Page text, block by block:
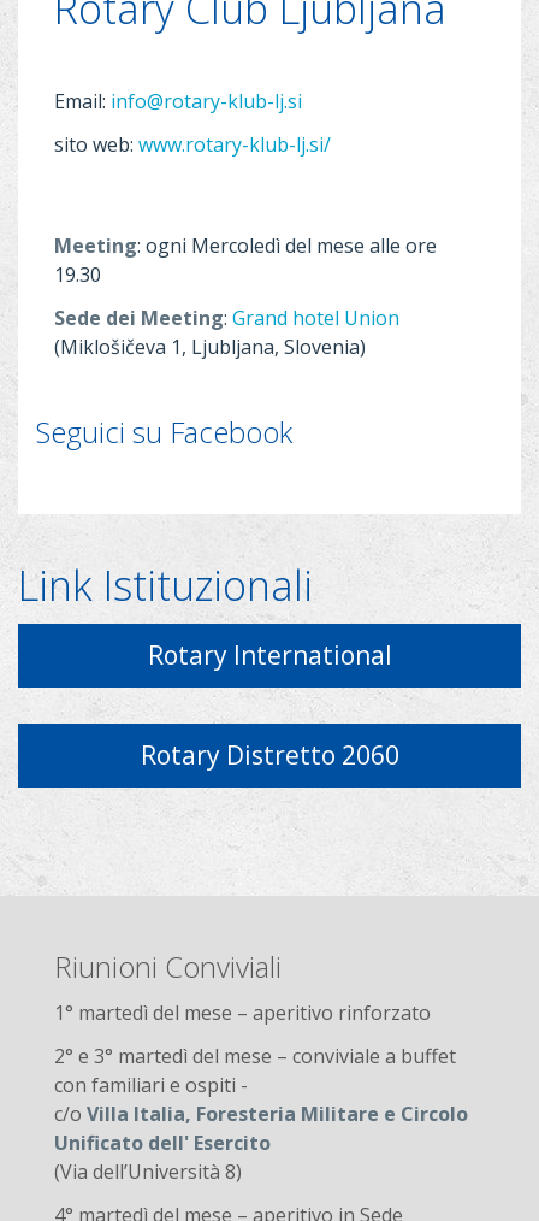
Email: info@rotary-klub-lj.si
sito web: www.rotary-klub-lj.si/
Meeting: ogni Mercoledì del mese alle ore
19.30
Sede dei Meeting: Grand hotel Union
(Miklošičeva 1, Ljubljana, Slovenia)
Seguici su Facebook
Link Istituzionali
Rotary International
Rotary Distretto 2060
Riunioni Conviviali
1° martedì del mese – aperitivo rinforzato
2° e 3° martedì del mese – conviviale a buffet
con familiari e ospiti -
c/o Villa Italia, Foresteria Militare e Circolo
Unificato dell' Esercito
(Via dell’Università 8)
4° martedì del mese – aperitivo in Sede